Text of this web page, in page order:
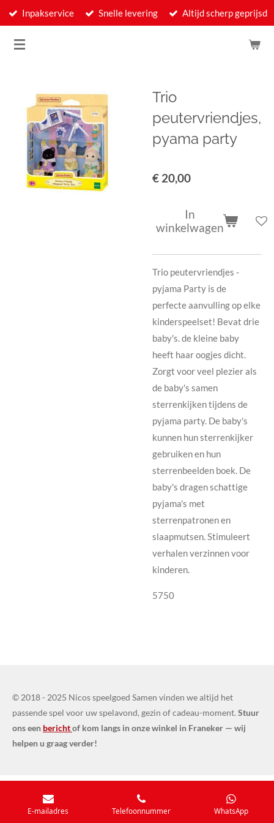
Ga
naar
Inpakservice Snelle levering Altijd scherp geprijsd
Trio
peutervriendjes,
pyama party
€ 20,00
In
winkelwagen
Trio peutervriendjes -
pyjama Party is de
perfecte aanvulling op elke
kinderspeelset! Bevat drie
baby's. de kleine baby
heeft haar oogjes dicht.
Zorgt voor veel plezier als
de baby's samen
sterrenkijken tijdens de
pyjama party. De baby's
kunnen hun sterrenkijker
gebruiken en hun
sterrenbeelden boek. De
baby's dragen schattige
pyjama's met
sterrenpatronen en
slaapmutsen. Stimuleert
verhalen verzinnen voor
kinderen.
5750
© 2018 - 2025 Nicos speelgoed Samen vinden we altijd het
passende spel voor uw spelavond, gezin of cadeau-moment. Stuur
ons een berichtof kom langs in onze winkel in Franeker — wij
helpen u graag verder!
E-mailadres Telefoonnummer WhatsApp